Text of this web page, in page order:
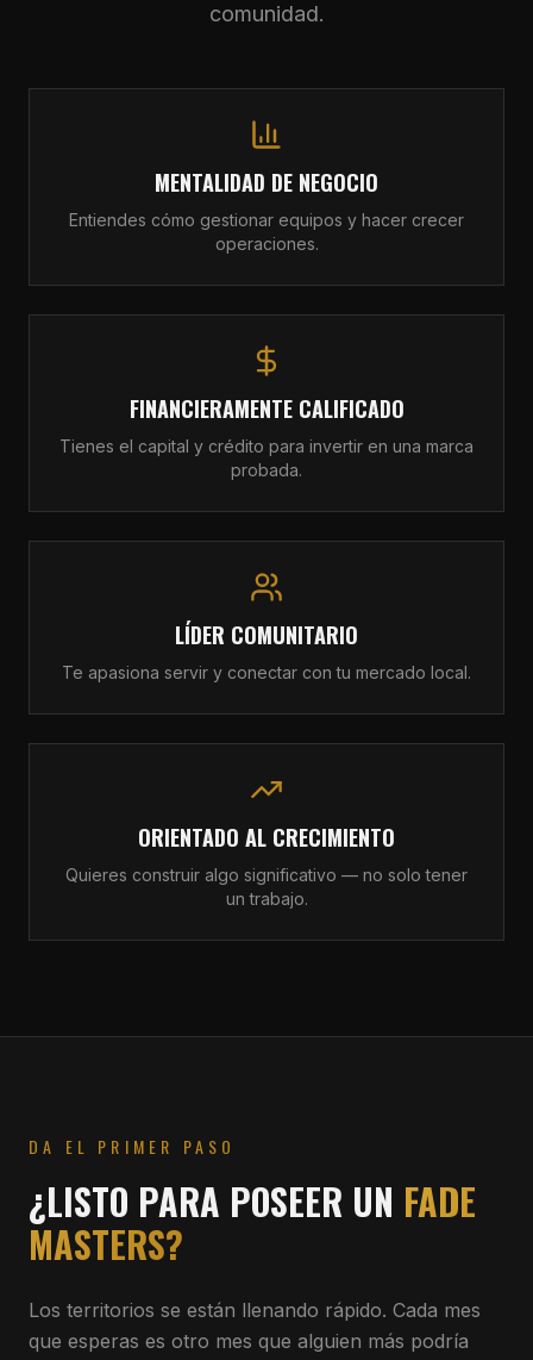
comunidad.
MENTALIDAD DE NEGOCIO
Entiendes cómo gestionar equipos y hacer crecer
operaciones.
FINANCIERAMENTE CALIFICADO
Tienes el capital y crédito para invertir en una marca
probada.
LÍDER COMUNITARIO
Te apasiona servir y conectar con tu mercado local.
ORIENTADO AL CRECIMIENTO
Quieres construir algo significativo — no solo tener
un trabajo.
DA EL PRIMER PASO
¿LISTO PARA POSEER UN FADE
MASTERS?
Los territorios se están llenando rápido. Cada mes
que esperas es otro mes que alguien más podría